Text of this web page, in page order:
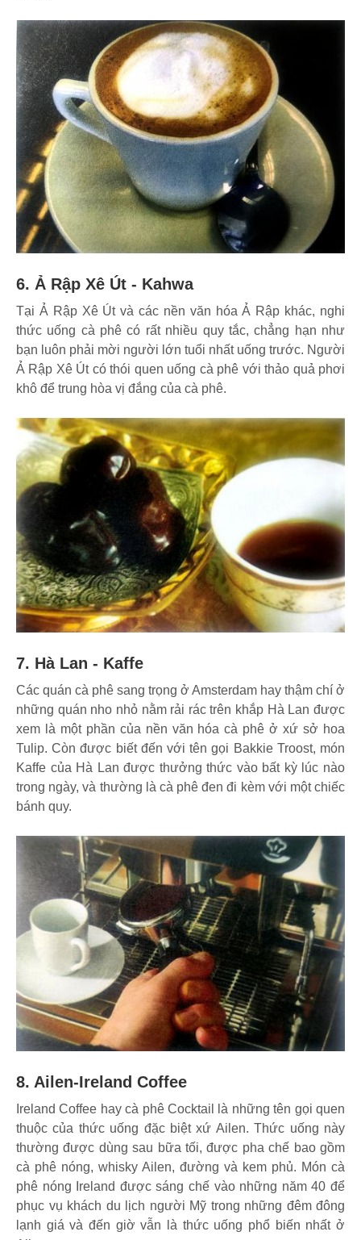
6. Ả Rập Xê Út - Kahwa
Tại Ả Rập Xê Út và các nền văn hóa Ả Rập khác, nghi
thức uống cà phê có rất nhiều quy tắc, chẳng hạn như
bạn luôn phải mời người lớn tuổi nhất uống trước. Người
Ả Rập Xê Út có thói quen uống cà phê với thảo quả phơi
khô để trung hòa vị đắng của cà phê.
7. Hà Lan - Kaffe
Các quán cà phê sang trọng ở Amsterdam hay thậm chí ở
những quán nho nhỏ nằm rải rác trên khắp Hà Lan được
xem là một phần của nền văn hóa cà phê ở xứ sở hoa
Tulip. Còn được biết đến với tên gọi Bakkie Troost, món
Kaffe của Hà Lan được thưởng thức vào bất kỳ lúc nào
trong ngày, và thường là cà phê đen đi kèm với một chiếc
bánh quy.
8. Ailen-Ireland Coffee
Ireland Coffee hay cà phê Cocktail là những tên gọi quen
thuộc của thức uống đặc biệt xứ Ailen. Thức uống này
thường được dùng sau bữa tối, được pha chế bao gồm
cà phê nóng, whisky Ailen, đường và kem phủ. Món cà
phê nóng Ireland được sáng chế vào những năm 40 để
phục vụ khách du lịch người Mỹ trong những đêm đông
lạnh giá và đến giờ vẫn là thức uống phổ biến nhất ở